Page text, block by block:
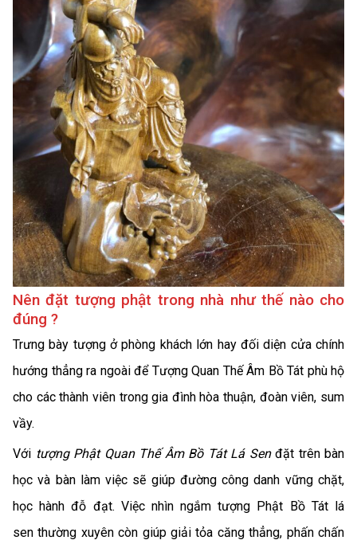
Nên đặt tượng phật trong nhà như thế nào cho
đúng ?
Trưng bày tượng ở phòng khách lớn hay đối diện cửa chính
hướng thẳng ra ngoài để Tượng Quan Thế Âm Bồ Tát phù hộ
cho các thành viên trong gia đình hòa thuận, đoàn viên, sum
vầy.
Với tượng Phật Quan Thế Âm Bồ Tát Lá Sen đặt trên bàn
học và bàn làm việc sẽ giúp đường công danh vững chặt,
học hành đỗ đạt. Việc nhìn ngắm tượng Phật Bồ Tát lá
sen thường xuyên còn giúp giải tỏa căng thẳng, phấn chấn